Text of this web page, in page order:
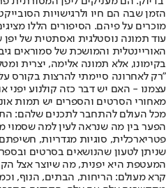
הזמן שבה הם חיו ולרגישויות
מוכרים על פיהם. הסיפורים הללו
עוד תמונה נוסטלגית ואסתטית של יפן
האוריינטלית והמושכת של סמוראים
בקימונו, אלא תמונה אלימה, יצרית
"רק לאחרונה סיימתי להרצות בקורס על
עצמנו - האם יש דבר כזה קולנוע יפני
מאחורי הסרטים והספרים יש תמות
מכל העולם להתחבר לתכנים שלהם:
הפער בין מה שנראה לעין למה שסמוי
פטריארכלית, סוגיות מגדריות,
שניתן לטעון שהנושאים בסרטים
המעטפת היא יפנית, מה שיוצר אצל
קרא מעולם: הריחות, הבתים, הנוף,